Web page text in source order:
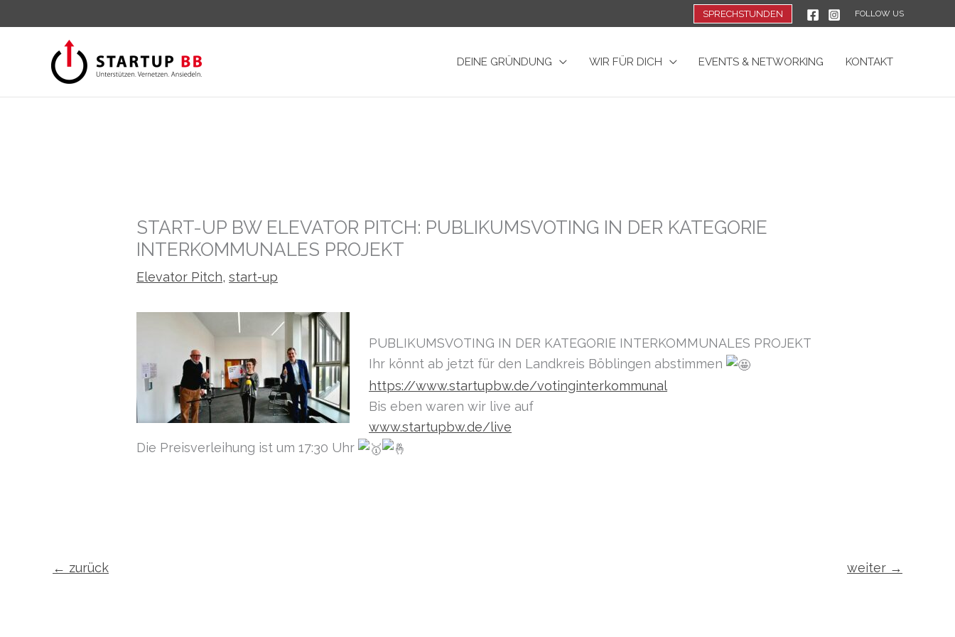
Inhalt
SPRECHSTUNDEN FOLLOW US
DEINE GRÜNDUNG WIR FÜR DICH EVENTS & NETWORKING KONTAKT
START-UP BW ELEVATOR PITCH: PUBLIKUMSVOTING IN DER KATEGORIE
INTERKOMMUNALES PROJEKT
Elevator Pitch,start-up
PUBLIKUMSVOTING IN DER KATEGORIE INTERKOMMUNALES PROJEKT
Ihr könnt ab jetzt für den Landkreis Böblingen abstimmen
https://www.startupbw.de/votinginterkommunal
Bis eben waren wir live auf
www.startupbw.de/live
Die Preisverleihung ist um 17:30 Uhr
← zurück weiter →